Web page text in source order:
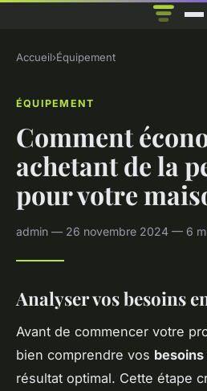
Accueil›Équipement
ÉQUIPEMENT
Comment
achetant de la
pour votre
admin — 26 novembre 2024 — 6
Analyser vos besoins
Avant de commencer votre
bien comprendre vos
résultat optimal. Cette étape